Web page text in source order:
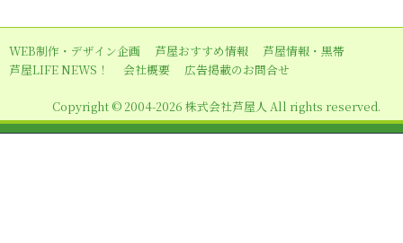
ー
シ
ン
WEB制作・デザイン企画 芦屋おすすめ情報
芦屋情報・黒帯
芦屋LIFE NEWS！
会社概要 広告掲載のお問合せ
Copyright © 2004-2026 株式会社芦屋人 All rights reserved.